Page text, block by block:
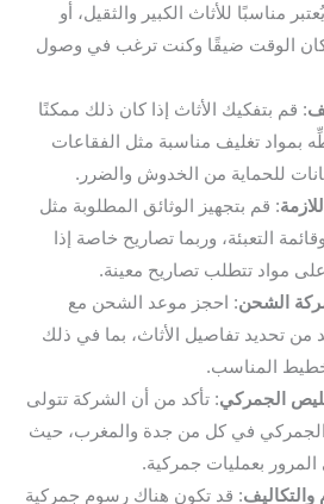
مناسبًا للأثاث الكبير والثقيل، أو
كان الوقت ضيقًا وكنت ترغب في وصول
: قم بتفكيك الأثاث إذا كان ذلك ممكنًا
بمواد تغليف مناسبة مثل الفقاعات
للحماية من الخدوش والضرر.
: قم بتجهيز الوثائق المطلوبة مثل
وقائمة التعبئة، وربما تصاريح خاصة إذا
مواد تتطلب تصاريح معينة.
الشحن: احجز موعد الشحن مع
تحديد تفاصيل الأثاث، بما في ذلك
المناسب.
الجمركي: تأكد من أن الشركة تتولى
الجمركي في كل من جدة والمغرب، حيث
المرور بعمليات جمركية.
والتكاليف: قد تكون هناك رسوم جمركية